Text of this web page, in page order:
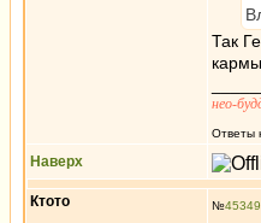
Так
кармы.
нео-
Ответы
Наверх
Ктото №